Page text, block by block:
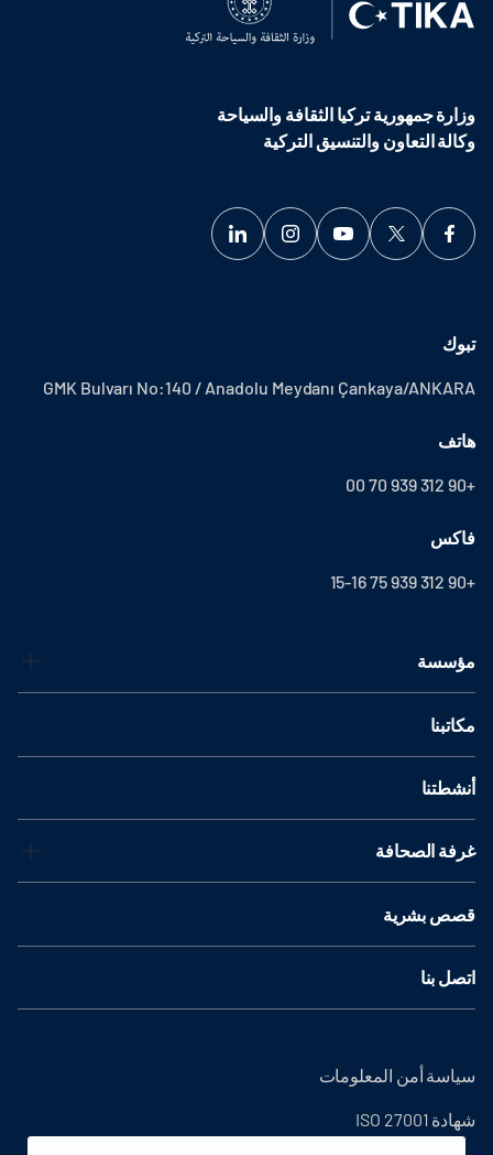
وزارة جمهورية تركيا الثقافة والسياحة
وكالة التعاون والتنسيق التركية
تبوك
GMK Bulvarı No:140 / Anadolu Meydanı Çankaya/ANKARA
هاتف
+90 312 939 70 00
فاكس
+90 312 939 75 15-16
مؤسسة
مكاتبنا
أنشطتنا
غرفة الصحافة
قصص بشرية
اتصل بنا
سياسة أمن المعلومات
شهادة ISO 27001